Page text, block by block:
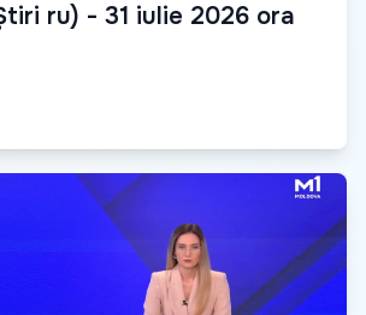
ru) - 31 iulie 2026 ora